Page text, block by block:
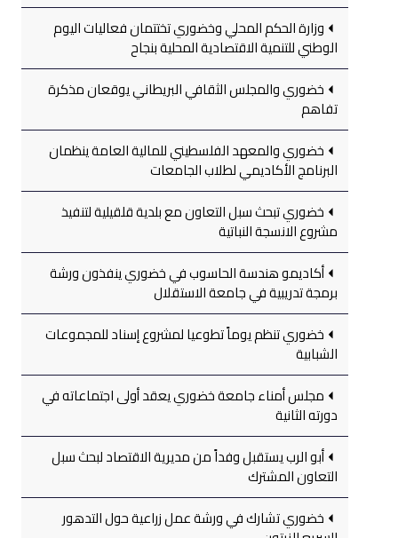
وزارة الحكم المحلي وخضوري تختتمان فعاليات اليوم
الوطني للتنمية الاقتصادية المحلية بنجاح
خضوري والمجلس الثقافي البريطاني يوقعان مذكرة
تفاهم
خضوري والمعهد الفلسطيني للمالية العامة ينظمان
البرنامج الأكاديمي لطلاب الجامعات
خضوري تبحث سبل التعاون مع بلدية قلقيلية لتنفيذ
مشروع الانسجة النباتية
أكاديمو هندسة الحاسوب في خضوري ينفذون ورشة
برمجة تدريبية في جامعة الاستقلال
خضوري تنظم يوماً تطوعيا لمشروع إسناد للمجموعات
الشبابية
مجلس أمناء جامعة خضوري يعقد أولى اجتماعاته في
دورته الثانية
أبو الرب يستقبل وفداً من مديرية الاقتصاد لبحث سبل
التعاون المشترك
خضوري تشارك في ورشة عمل زراعية حول التدهور